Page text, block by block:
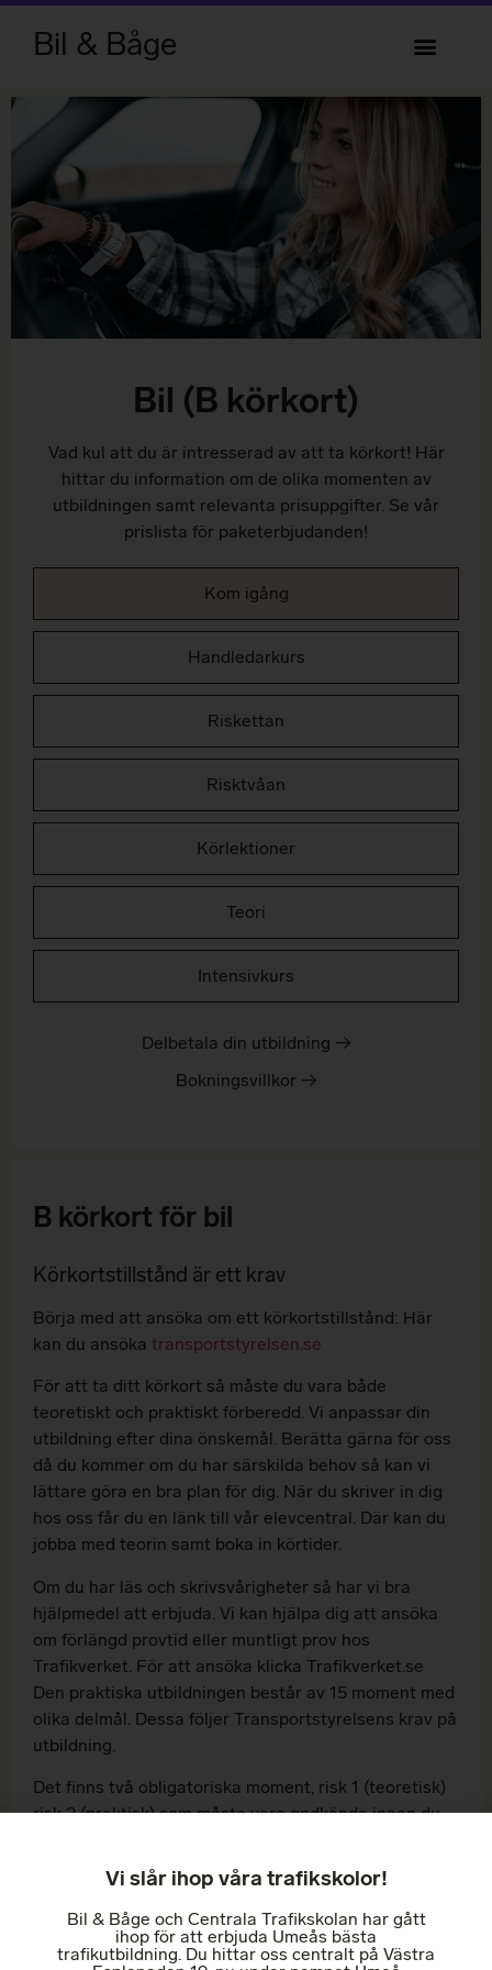
Bil & Båge
Bil (B körkort)
Vad kul att du är intresserad av att ta körkort! Här
hittar du information om de olika momenten av
utbildningen samt relevanta prisuppgifter. Se vår
prislista för paketerbjudanden!
Kom igång
Handledarkurs
Riskettan
Risktvåan
Körlektioner
Teori
Intensivkurs
Delbetala din utbildning →
Bokningsvillkor →
B körkort för bil
Körkortstillstånd är ett krav
Börja med att ansöka om ett körkortstillstånd: Här
kan du ansöka transportstyrelsen.se
För att ta ditt körkort så måste du vara både
teoretiskt och praktiskt förberedd. Vi anpassar din
utbildning efter dina önskemål. Berätta gärna för oss
då du kommer om du har särskilda behov så kan vi
lättare göra en bra plan för dig. När du skriver in dig
hos oss får du en länk till vår elevcentral. Där kan du
jobba med teorin samt boka in körtider.
Om du har läs och skrivsvårigheter så har vi bra
hjälpmedel att erbjuda. Vi kan hjälpa dig att ansöka
om förlängd provtid eller muntligt prov hos
Trafikverket. För att ansöka klicka Trafikverket.se
Den praktiska utbildningen består av 15 moment med
olika delmål. Dessa följer Transportstyrelsens krav på
utbildning.
Det finns två obligatoriska moment, risk 1 (teoretisk)
risk 2 (praktisk) som måste vara godkända innan du
här hos oss på Trafikskolan och risk 2 bokas på valfri
När kan man boka prov?
Vi slår ihop våra trafikskolor!
Bil & Båge och Centrala Trafikskolan har gått
ihop för att erbjuda Umeås bästa
trafikutbildning. Du hittar oss centralt på Västra